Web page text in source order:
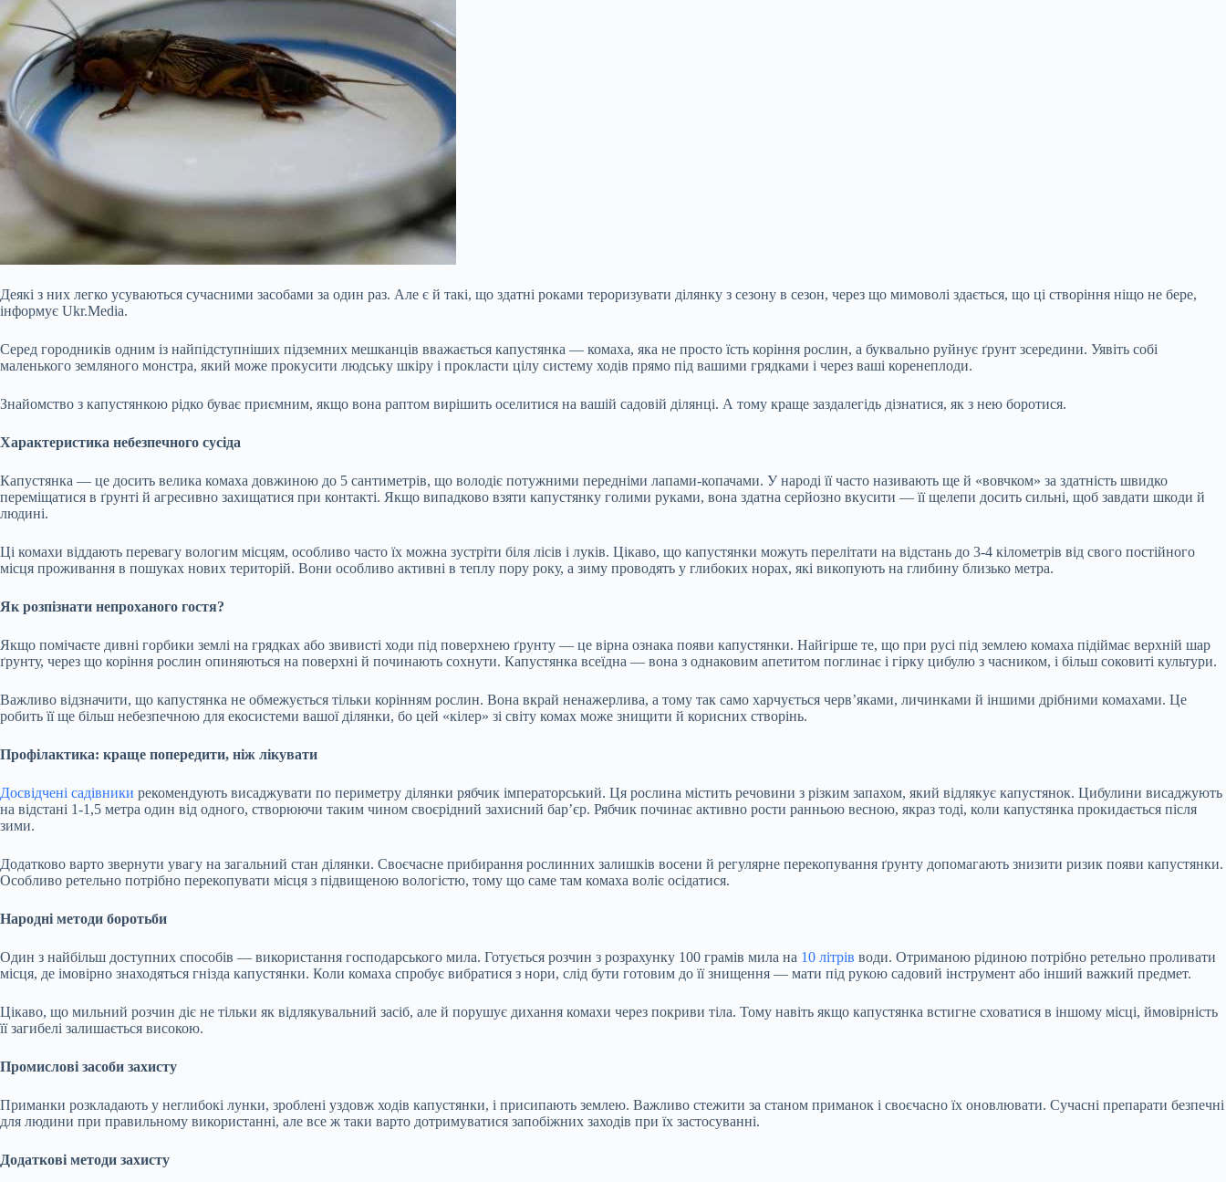
Деякі з них легко усуваються сучасними засобами за один раз. Але є й такі, що здатні роками тероризувати ділянку з сезону в сезон, через що мимоволі здається, що ці створіння ніщо не бере,
інформує Ukr.Media.
Серед городників одним із найпідступніших підземних мешканців вважається капустянка — комаха, яка не просто їсть коріння рослин, а буквально руйнує ґрунт зсередини. Уявіть собі
маленького земляного монстра, який може прокусити людську шкіру і прокласти цілу систему ходів прямо під вашими грядками і через ваші коренеплоди.
Знайомство з капустянкою рідко буває приємним, якщо вона раптом вирішить оселитися на вашій садовій ділянці. А тому краще заздалегідь дізнатися, як з нею боротися.
Характеристика небезпечного сусіда
Капустянка — це досить велика комаха довжиною до 5 сантиметрів, що володіє потужними передніми лапами-копачами. У народі її часто називають ще й «вовчком» за здатність швидко
переміщатися в ґрунті й агресивно захищатися при контакті. Якщо випадково взяти капустянку голими руками, вона здатна серйозно вкусити — її щелепи досить сильні, щоб завдати шкоди й
людині.
Ці комахи віддають перевагу вологим місцям, особливо часто їх можна зустріти біля лісів і луків. Цікаво, що капустянки можуть перелітати на відстань до 3-4 кілометрів від свого постійного
місця проживання в пошуках нових територій. Вони особливо активні в теплу пору року, а зиму проводять у глибоких норах, які викопують на глибину близько метра.
Як розпізнати непроханого гостя?
Якщо помічаєте дивні горбики землі на грядках або звивисті ходи під поверхнею ґрунту — це вірна ознака появи капустянки. Найгірше те, що при русі під землею комаха підіймає верхній шар
ґрунту, через що коріння рослин опиняються на поверхні й починають сохнути. Капустянка всеїдна — вона з однаковим апетитом поглинає і гірку цибулю з часником, і більш соковиті культури.
Важливо відзначити, що капустянка не обмежується тільки корінням рослин. Вона вкрай ненажерлива, а тому так само харчується черв’яками, личинками й іншими дрібними комахами. Це
робить її ще більш небезпечною для екосистеми вашої ділянки, бо цей «кілер» зі світу комах може знищити й корисних створінь.
Профілактика: краще попередити, ніж лікувати
Досвідчені садівники рекомендують висаджувати по периметру ділянки рябчик імператорський. Ця рослина містить речовини з різким запахом, який відлякує капустянок. Цибулини висаджують
на відстані 1-1,5 метра один від одного, створюючи таким чином своєрідний захисний бар’єр. Рябчик починає активно рости ранньою весною, якраз тоді, коли капустянка прокидається після
зими.
Додатково варто звернути увагу на загальний стан ділянки. Своєчасне прибирання рослинних залишків восени й регулярне перекопування ґрунту допомагають знизити ризик появи капустянки.
Особливо ретельно потрібно перекопувати місця з підвищеною вологістю, тому що саме там комаха воліє осідатися.
Народні методи боротьби
Один з найбільш доступних способів — використання господарського мила. Готується розчин з розрахунку 100 грамів мила на 10 літрів води. Отриманою рідиною потрібно ретельно проливати
місця, де імовірно знаходяться гнізда капустянки. Коли комаха спробує вибратися з нори, слід бути готовим до її знищення — мати під рукою садовий інструмент або інший важкий предмет.
Цікаво, що мильний розчин діє не тільки як відлякувальний засіб, але й порушує дихання комахи через покриви тіла. Тому навіть якщо капустянка встигне сховатися в іншому місці, ймовірність
її загибелі залишається високою.
Промислові засоби захисту
Приманки розкладають у неглибокі лунки, зроблені уздовж ходів капустянки, і присипають землею. Важливо стежити за станом приманок і своєчасно їх оновлювати. Сучасні препарати безпечні
для людини при правильному використанні, але все ж таки варто дотримуватися запобіжних заходів при їх застосуванні.
Додаткові методи захисту